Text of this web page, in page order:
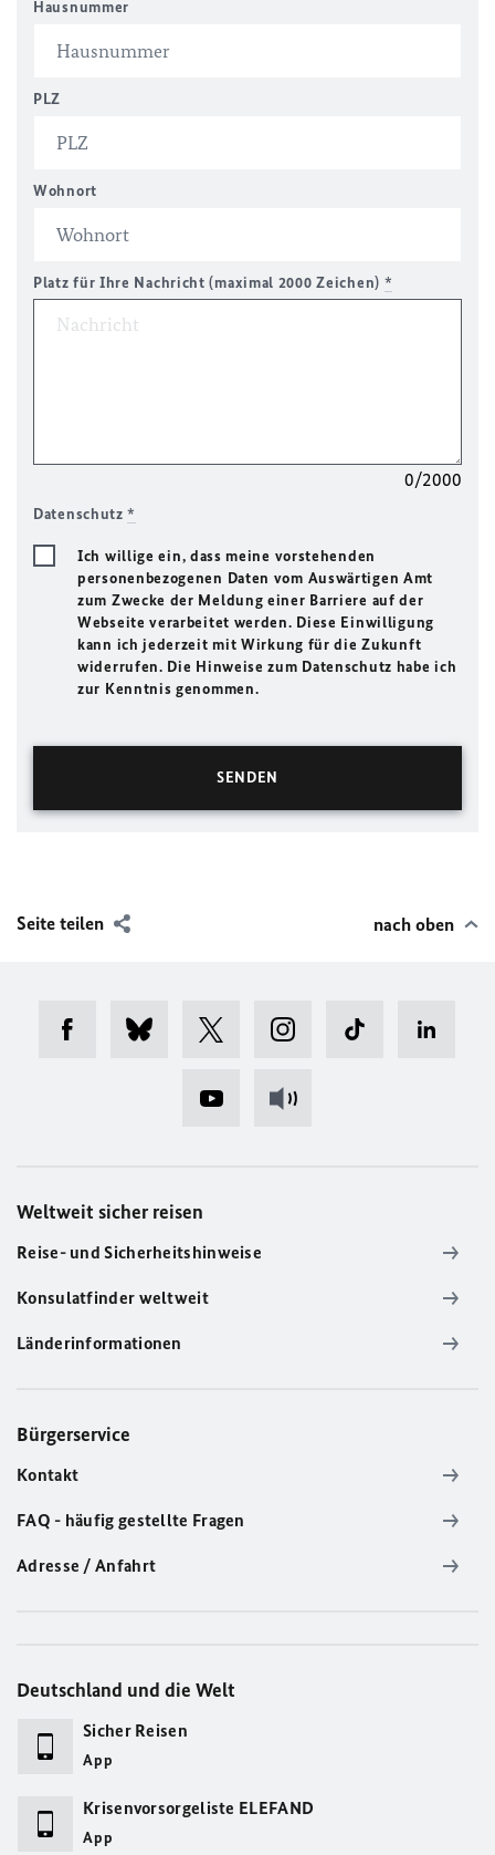
Hausnummer
PLZ
Wohnort
Platz für Ihre Nachricht (maximal 2000 Zeichen) *
0/2000
Datenschutz*
Ich willige ein, dass meine vorstehenden
personenbezogenen Daten vom Auswärtigen Amt
zum Zwecke der Meldung einer Barriere auf der
Webseite verarbeitet werden. Diese Einwilligung
kann ich jederzeit mit Wirkung für die Zukunft
widerrufen. Die Hinweise zum Datenschutz habe ich
zur Kenntnis genommen.
Seite teilen nach oben
Weltweit sicher reisen
Reise- und Sicherheitshinweise
Konsulatfinder weltweit
Länderinformationen
Bürgerservice
Kontakt
FAQ - häufig gestellte Fragen
Adresse / Anfahrt
Deutschland und die Welt
Sicher Reisen
App
Krisenvorsorgeliste ELEFAND
App